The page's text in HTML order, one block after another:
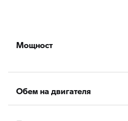
Мощност
Обем на двигателя